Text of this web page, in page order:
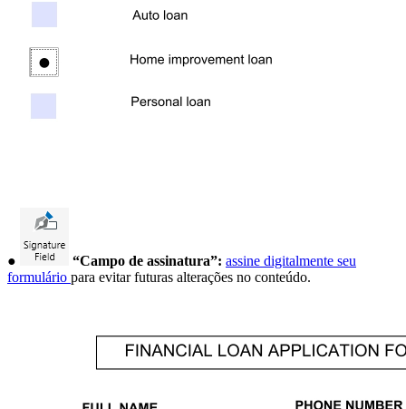
● “Campo de assinatura”: assine digitalmente seu
formulário para evitar futuras alterações no conteúdo.